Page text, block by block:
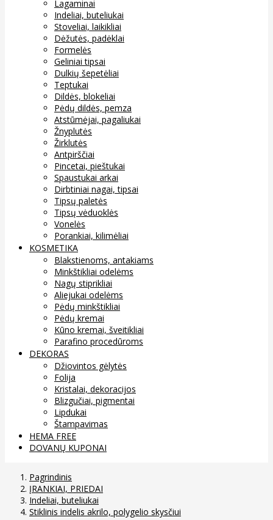
Lagaminai
Indeliai, buteliukai
Stoveliai, laikikliai
Dėžutės, padėklai
Formelės
Geliniai tipsai
Dulkių šepetėliai
Teptukai
Dildės, blokeliai
Pėdų dildės, pemza
Atstūmėjai, pagaliukai
Žnyplutės
Žirklutės
Antpirščiai
Pincetai, pieštukai
Spaustukai arkai
Dirbtiniai nagai, tipsai
Tipsų paletės
Tipsų vėduoklės
Vonelės
Porankiai, kilimėliai
KOSMETIKA
Blakstienoms, antakiams
Minkštikliai odelėms
Nagų stiprikliai
Aliejukai odelėms
Pėdų minkštikliai
Pėdų kremai
Kūno kremai, šveitikliai
Parafino procedūroms
DEKORAS
Džiovintos gėlytės
Folija
Kristalai, dekoracijos
Blizgučiai, pigmentai
Lipdukai
Štampavimas
HEMA FREE
DOVANŲ KUPONAI
Pagrindinis
ĮRANKIAI, PRIEDAI
Indeliai, buteliukai
Stiklinis indelis akrilo, polygelio skysčiui